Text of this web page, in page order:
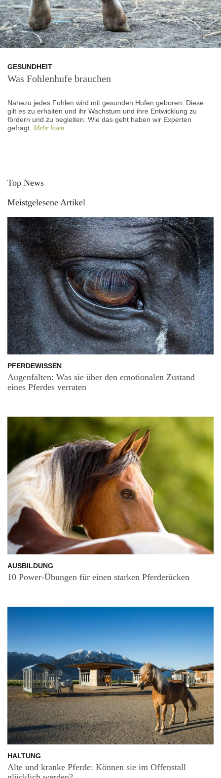
GESUNDHEIT
Was Fohlenhufe brauchen
Nahezu jedes Fohlen wird mit gesunden Hufen geboren. Diese
gilt es zu erhalten und ihr Wachstum und ihre Entwicklung zu
fördern und zu begleiten. Wie das geht haben wir Experten
gefragt. Mehr lesen ...
Top News
Meistgelesene Artikel
PFERDEWISSEN
Augenfalten: Was sie über den emotionalen Zustand
eines Pferdes verraten
AUSBILDUNG
10 Power-Übungen für einen starken Pferderücken
HALTUNG
Alte und kranke Pferde: Können sie im Offenstall